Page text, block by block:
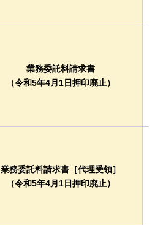
業務委託料請求書
（令和5年4月1日押印廃止）
業務委託料請求書［代理受領］
（令和5年4月1日押印廃止）